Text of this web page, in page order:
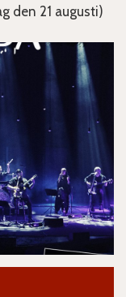
den 21 augusti)